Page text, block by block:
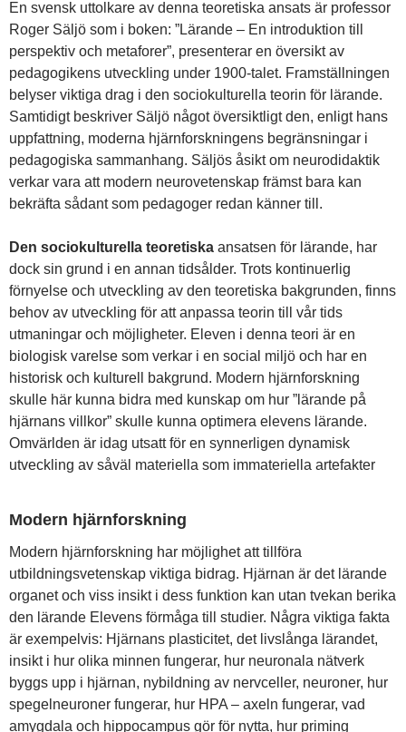
En svensk uttolkare av denna teoretiska ansats är professor
Roger Säljö som i boken: ”Lärande – En introduktion till
perspektiv och metaforer”, presenterar en översikt av
pedagogikens utveckling under 1900-talet. Framställningen
belyser viktiga drag i den sociokulturella teorin för lärande.
Samtidigt beskriver Säljö något översiktligt den, enligt hans
uppfattning, moderna hjärnforskningens begränsningar i
pedagogiska sammanhang. Säljös åsikt om neurodidaktik
verkar vara att modern neurovetenskap främst bara kan
bekräfta sådant som pedagoger redan känner till.
Den sociokulturella teoretiska ansatsen för lärande, har
dock sin grund i en annan tidsålder. Trots kontinuerlig
förnyelse och utveckling av den teoretiska bakgrunden, finns
behov av utveckling för att anpassa teorin till vår tids
utmaningar och möjligheter. Eleven i denna teori är en
biologisk varelse som verkar i en social miljö och har en
historisk och kulturell bakgrund. Modern hjärnforskning
skulle här kunna bidra med kunskap om hur ”lärande på
hjärnans villkor” skulle kunna optimera elevens lärande.
Omvärlden är idag utsatt för en synnerligen dynamisk
utveckling av såväl materiella som immateriella artefakter
Modern hjärnforskning
Modern hjärnforskning har möjlighet att tillföra
utbildningsvetenskap viktiga bidrag. Hjärnan är det lärande
organet och viss insikt i dess funktion kan utan tvekan berika
den lärande Elevens förmåga till studier. Några viktiga fakta
är exempelvis: Hjärnans plasticitet, det livslånga lärandet,
insikt i hur olika minnen fungerar, hur neuronala nätverk
byggs upp i hjärnan, nybildning av nervceller, neuroner, hur
spegelneuroner fungerar, hur HPA – axeln fungerar, vad
amygdala och hippocampus gör för nytta, hur priming